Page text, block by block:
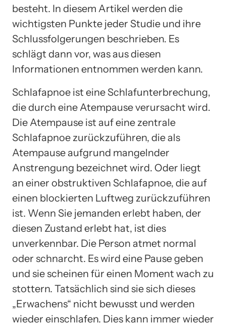
besteht. In diesem Artikel werden die
wichtigsten Punkte jeder Studie und ihre
Schlussfolgerungen beschrieben. Es
schlägt dann vor, was aus diesen
Informationen entnommen werden kann.
Schlafapnoe ist eine Schlafunterbrechung,
die durch eine Atempause verursacht wird.
Die Atempause ist auf eine zentrale
Schlafapnoe zurückzuführen, die als
Atempause aufgrund mangelnder
Anstrengung bezeichnet wird. Oder liegt
an einer obstruktiven Schlafapnoe, die auf
einen blockierten Luftweg zurückzuführen
ist. Wenn Sie jemanden erlebt haben, der
diesen Zustand erlebt hat, ist dies
unverkennbar. Die Person atmet normal
oder schnarcht. Es wird eine Pause geben
und sie scheinen für einen Moment wach zu
stottern. Tatsächlich sind sie sich dieses
„Erwachens“ nicht bewusst und werden
wieder einschlafen. Dies kann immer wieder